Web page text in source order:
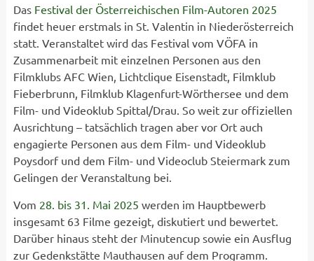
Das Festival der Österreichischen Film-Autoren 2025
findet heuer erstmals in St. Valentin in Niederösterreich
statt. Veranstaltet wird das Festival vom VÖFA in
Zusammenarbeit mit einzelnen Personen aus den
Filmklubs AFC Wien, Lichtclique Eisenstadt, Filmklub
Fieberbrunn, Filmklub Klagenfurt-Wörthersee und dem
Film- und Videoklub Spittal/Drau. So weit zur offiziellen
Ausrichtung – tatsächlich tragen aber vor Ort auch
engagierte Personen aus dem Film- und Videoklub
Poysdorf und dem Film- und Videoclub Steiermark zum
Gelingen der Veranstaltung bei.
Vom 28. bis 31. Mai 2025 werden im Hauptbewerb
insgesamt 63 Filme gezeigt, diskutiert und bewertet.
Darüber hinaus steht der Minutencup sowie ein Ausflug
zur Gedenkstätte Mauthausen auf dem Programm.